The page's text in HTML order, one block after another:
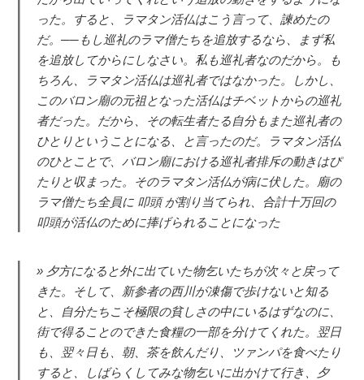
った。すると、ラマタン活仏はこう言って、諫めたの
だ。──もし巡礼のラマ僧たちを追放するなら、まず私
を追放してからにしなさい。私も巡礼者なのだから。も
ちろん、ラマタン活仏は巡礼者ではなかった。しかし、
このバロン廟の元祖となった活仏はチベットからの巡礼
者だった。だから、その転生者たる自分もまた巡礼者の
ひとりということになる、と言ったのだ。ラマタン活仏
のひとことで、バロン廟における巡礼者排斥の動きはぴ
たりと収まった。そのラマタン活仏が病に伏した。廟の
ラマ僧たち全員に 叩頭 が割り当てられ、合計十万回の
叩頭が活仏のために捧げられることになった
夕方になると外に出ていた物乞いたちが次々と戻って
きた。そして、新参者の西川が凍傷で歩けないと知る
と、自分たちこそ極限の貧しさの中にいるはずなのに、
街で得ることのできた食糧の一部を分けてくれた。翌日
も、翌々日も、朝、茶を飲んだり、ツァンパを食べたり
すると、しばらくしてみな物乞いに出かけて行き、夕